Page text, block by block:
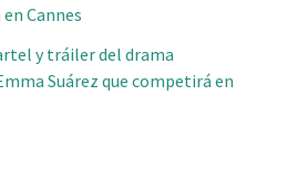
Cannes
y tráiler del drama
Suárez que competirá en